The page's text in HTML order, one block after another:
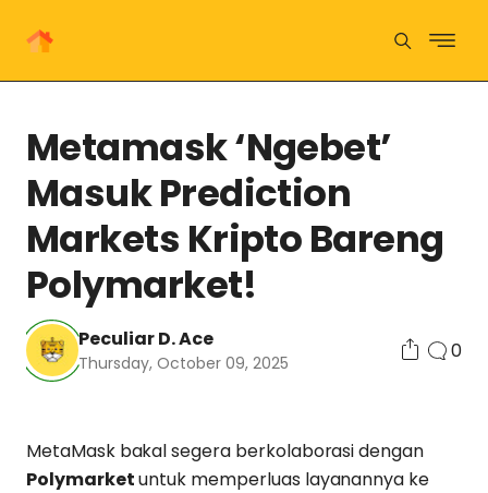
Metamask ‘Ngebet’
Masuk Prediction
Markets Kripto Bareng
Polymarket!
Peculiar D. Ace
Thursday, October 09, 2025
0
MetaMask bakal segera berkolaborasi dengan
Polymarketuntuk memperluas layanannya ke